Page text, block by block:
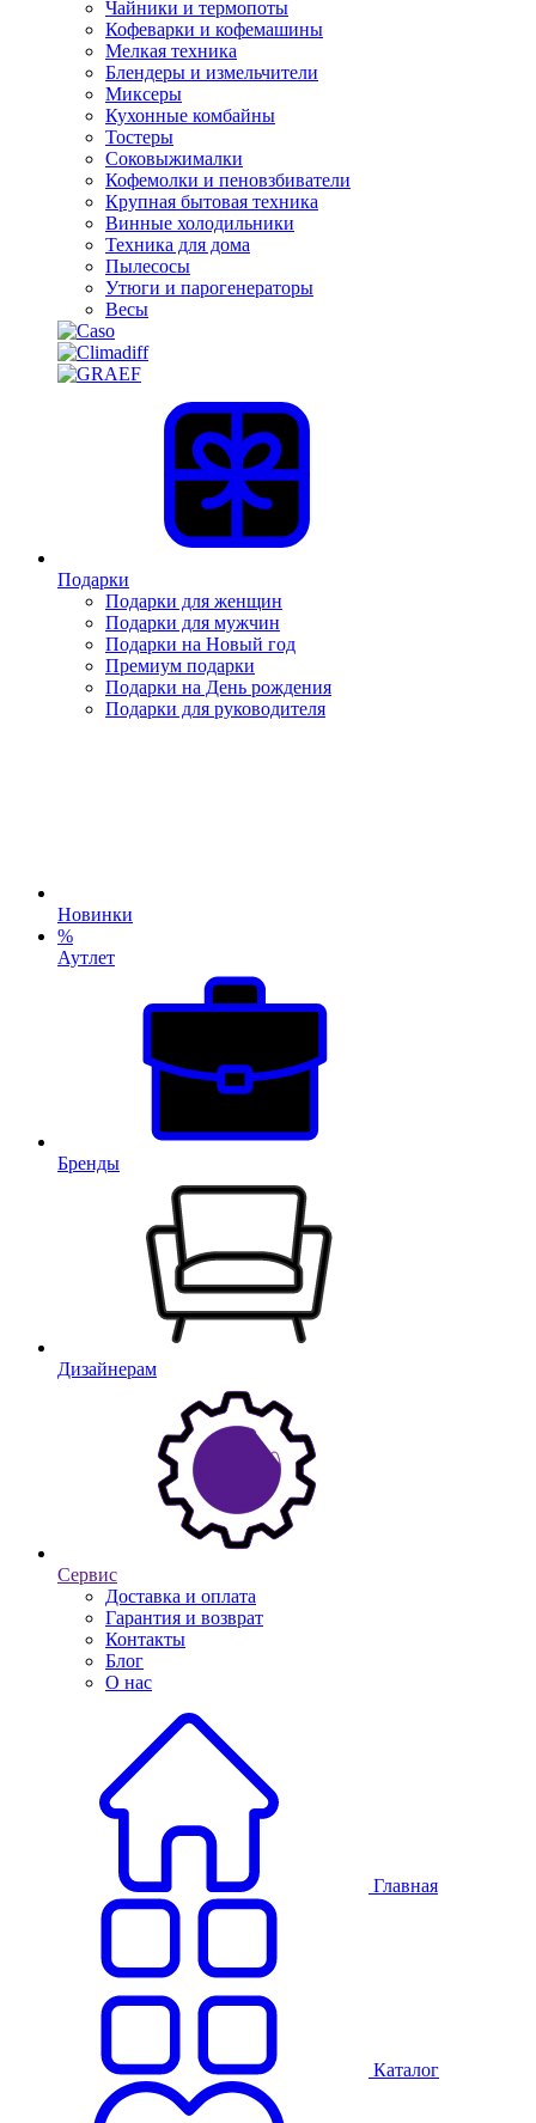
Чайники и термопоты
Кофеварки и кофемашины
Мелкая техника
Блендеры и измельчители
Миксеры
Кухонные комбайны
Тостеры
Соковыжималки
Кофемолки и пеновзбиватели
Крупная бытовая техника
Винные холодильники
Техника для дома
Пылесосы
Утюги и парогенераторы
Весы
Подарки
Подарки для женщин
Подарки для мужчин
Подарки на Новый год
Премиум подарки
Подарки на День рождения
Подарки для руководителя
Новинки
%
Аутлет
Бренды
Дизайнерам
Сервис
Доставка и оплата
Гарантия и возврат
Контакты
Блог
О нас
Главная
Каталог